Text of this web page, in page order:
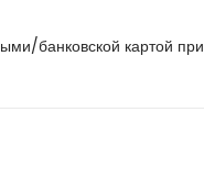
банковской картой при